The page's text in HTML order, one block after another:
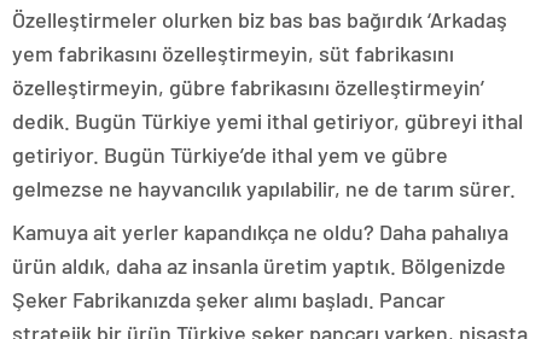
Özelleştirmeler olurken biz bas bas bağırdık ‘Arkadaş
yem fabrikasını özelleştirmeyin, süt fabrikasını
özelleştirmeyin, gübre fabrikasını özelleştirmeyin’
dedik. Bugün Türkiye yemi ithal getiriyor, gübreyi ithal
getiriyor. Bugün Türkiye’de ithal yem ve gübre
gelmezse ne hayvancılık yapılabilir, ne de tarım sürer.
Kamuya ait yerler kapandıkça ne oldu? Daha pahalıya
ürün aldık, daha az insanla üretim yaptık. Bölgenizde
Şeker Fabrikanızda şeker alımı başladı. Pancar
stratejik bir ürün Türkiye şeker pancarı varken, nişasta